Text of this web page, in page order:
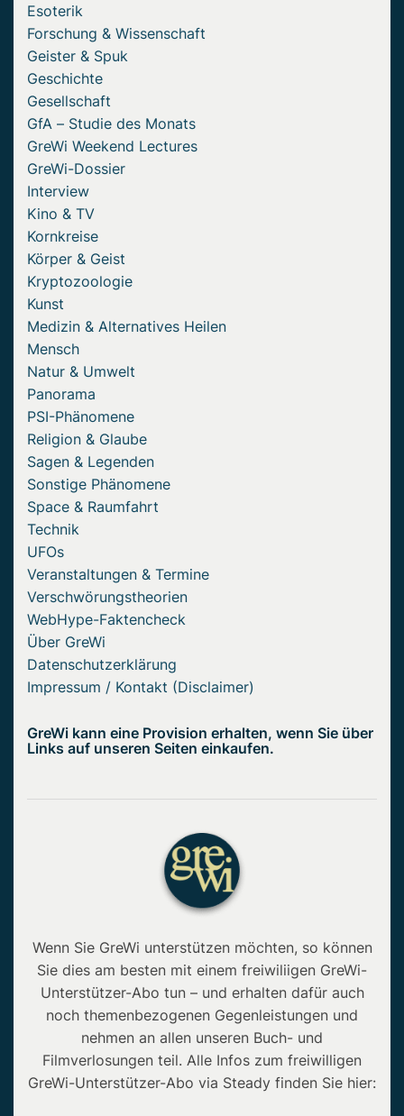
Esoterik
Forschung & Wissenschaft
Geister & Spuk
Geschichte
Gesellschaft
GfA – Studie des Monats
GreWi Weekend Lectures
GreWi-Dossier
Interview
Kino & TV
Kornkreise
Körper & Geist
Kryptozoologie
Kunst
Medizin & Alternatives Heilen
Mensch
Natur & Umwelt
Panorama
PSI-Phänomene
Religion & Glaube
Sagen & Legenden
Sonstige Phänomene
Space & Raumfahrt
Technik
UFOs
Veranstaltungen & Termine
Verschwörungstheorien
WebHype-Faktencheck
Über GreWi
Datenschutzerklärung
Impressum / Kontakt (Disclaimer)
GreWi kann eine Provision erhalten, wenn Sie über
Links auf unseren Seiten einkaufen.
Wenn Sie GreWi unterstützen möchten, so können
Sie dies am besten mit einem freiwiliigen GreWi-
Unterstützer-Abo tun – und erhalten dafür auch
noch themenbezogenen Gegenleistungen und
nehmen an allen unseren Buch- und
Filmverlosungen teil. Alle Infos zum freiwilligen
GreWi-Unterstützer-Abo via Steady finden Sie hier: